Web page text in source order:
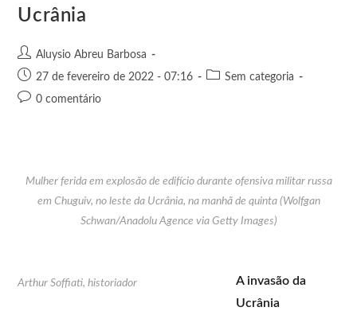
Ucrânia
Aluysio Abreu Barbosa
27 de fevereiro de 2022 - 07:16
Sem categoria
0 comentário
Mulher ferida em explosão de edifício durante ofensiva militar russa
em Chuguiv, no leste da Ucrânia, na manhã de quinta (Wolfgan
Schwan/Anadolu Agence via Getty Images)
Arthur Soffiati, historiador
A invasão da
Ucrânia